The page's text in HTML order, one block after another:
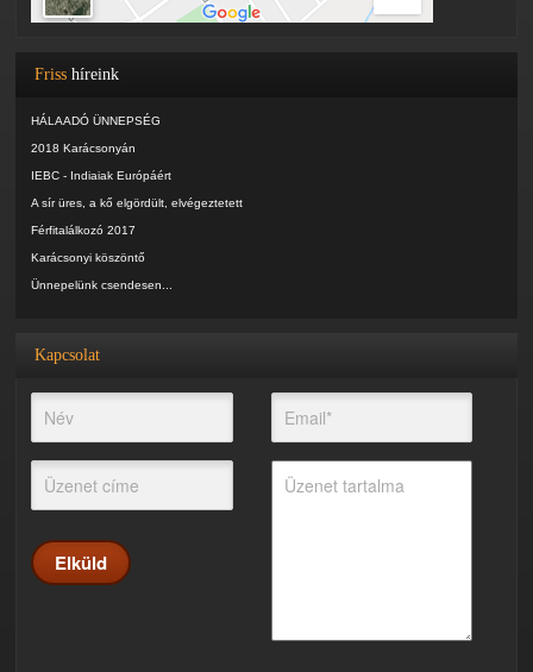
Frisshíreink
HÁLAADÓ ÜNNEPSÉG
2018 Karácsonyán
IEBC - Indiaiak Európáért
A sír üres, a kő elgördült, elvégeztetett
Férfitalálkozó 2017
Karácsonyi köszöntő
Ünnepelünk csendesen...
Kapcsolat